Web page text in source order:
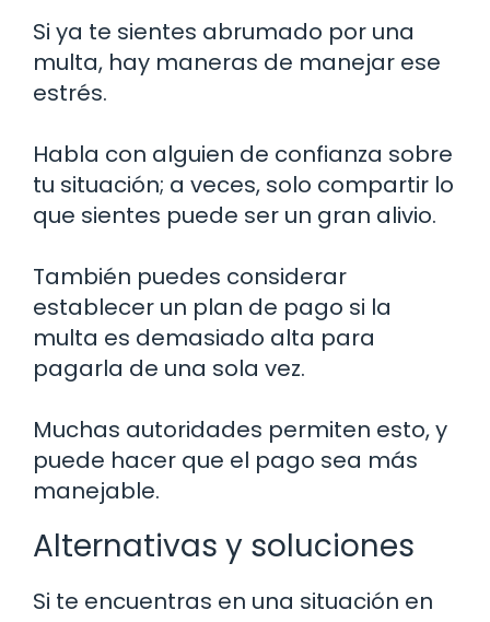
Si ya te sientes abrumado por una
multa, hay maneras de manejar ese
estrés.
Habla con alguien de confianza sobre
tu situación; a veces, solo compartir lo
que sientes puede ser un gran alivio.
También puedes considerar
establecer un plan de pago si la
multa es demasiado alta para
pagarla de una sola vez.
Muchas autoridades permiten esto, y
puede hacer que el pago sea más
manejable.
Alternativas y soluciones
Si te encuentras en una situación en